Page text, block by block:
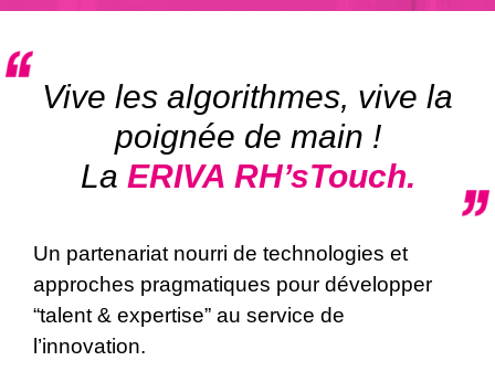
Vive les algorithmes, vive la
poignée de main !
La ERIVA RH’sTouch.
Un partenariat nourri de technologies et
approches pragmatiques pour développer
“talent & expertise” au service de
l’innovation.